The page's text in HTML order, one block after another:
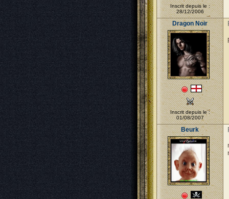
Inscrit depuis le :
28/12/2006
Dragon Noir
Inscrit depuis le :
01/08/2007
Beurk